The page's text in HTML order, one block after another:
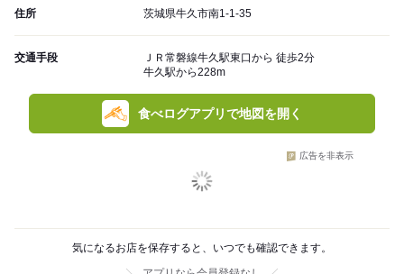
住所 茨城県牛久市南1-1-35
交通手段
ＪＲ常磐線牛久駅東口から 徒歩2分
牛久駅から228m
食べログアプリで地図を開く
広告を非表示
気になるお店を保存すると、いつでも確認できます。